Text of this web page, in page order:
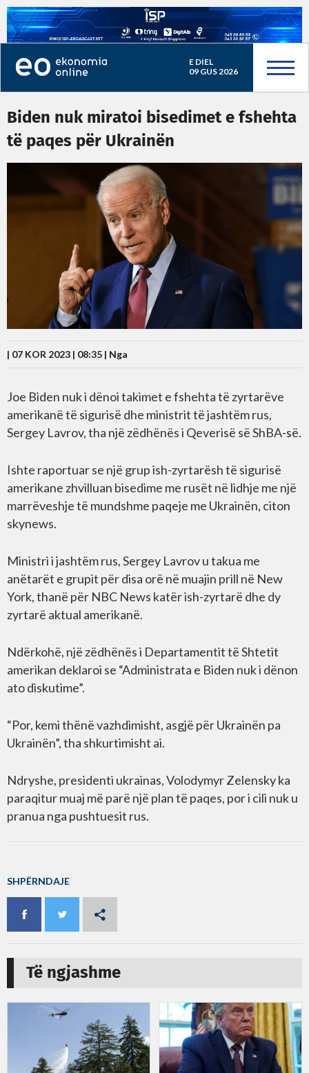
E DIEL
09 GUS 2026
Biden nuk miratoi bisedimet e fshehta
të paqes për Ukrainën
| 07 KOR 2023 | 08:35 | Nga
Joe Biden nuk i dënoi takimet e fshehta të zyrtarëve
amerikanë të sigurisë dhe ministrit të jashtëm rus,
Sergey Lavrov, tha një zëdhënës i Qeverisë së ShBA-së.
Ishte raportuar se një grup ish-zyrtarësh të sigurisë
amerikane zhvilluan bisedime me rusët në lidhje me një
marrëveshje të mundshme paqeje me Ukrainën, citon
skynews.
Ministri i jashtëm rus, Sergey Lavrov u takua me
anëtarët e grupit për disa orë në muajin prill në New
York, thanë për NBC News katër ish-zyrtarë dhe dy
zyrtarë aktual amerikanë.
Ndërkohë, një zëdhënës i Departamentit të Shtetit
amerikan deklaroi se “Administrata e Biden nuk i dënon
ato diskutime”.
“Por, kemi thënë vazhdimisht, asgjë për Ukrainën pa
Ukrainën”, tha shkurtimisht ai.
Ndryshe, presidenti ukrainas, Volodymyr Zelensky ka
paraqitur muaj më parë një plan të paqes, por i cili nuk u
pranua nga pushtuesit rus.
SHPËRNDAJE
Të ngjashme